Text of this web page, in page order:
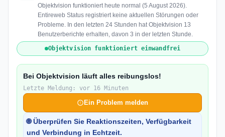
Objektvision funktioniert heute normal (5 August 2026).
Entireweb Status registriert keine aktuellen Störungen oder
Probleme. In den letzten 24 Stunden hat Objektvision 13
Benutzerberichte erhalten, davon 3 in der letzten Stunde.
Objektvision funktioniert einwandfrei
Bei Objektvision läuft alles reibungslos!
Letzte Meldung: vor 16 Minuten
Ein Problem melden
🌐 Überprüfen Sie Reaktionszeiten, Verfügbarkeit
und Verbindung in Echtzeit.